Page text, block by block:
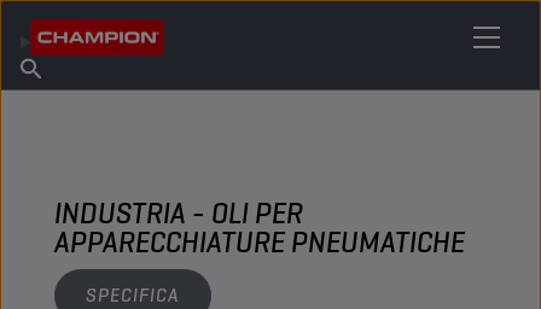
Informazioni su Champion
Trova un punto vendita
INDUSTRIA - OLI PER
APPARECCHIATURE PNEUMATICHE
SPECIFICA